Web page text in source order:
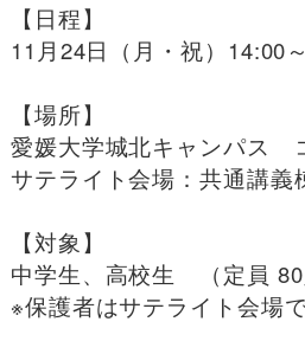
【日程】
11月24日（月・祝）14:00
【場所】
愛媛大学城北キャンパス
サテライト会場：共通講義
【対象】
中学生、高校生 （定員 80
※保護者はサテライト会場